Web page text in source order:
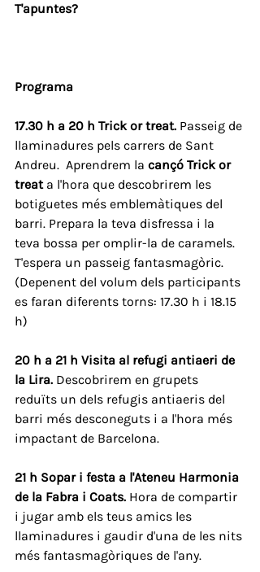
T'apuntes?
Programa
17.30 h a 20 h Trick or treat. Passeig de
llaminadures pels carrers de Sant
Andreu.  Aprendrem la cançó Trick or
treat a l'hora que descobrirem les
botiguetes més emblemàtiques del
barri. Prepara la teva disfressa i la
teva bossa per omplir-la de caramels.
T'espera un passeig fantasmagòric.
(Depenent del volum dels participants
es faran diferents torns: 17.30 h i 18.15
h)
20 h a 21 h Visita al refugi antiaeri de
la Lira. Descobrirem en grupets
reduïts un dels refugis antiaeris del
barri més desconeguts i a l'hora més
impactant de Barcelona.
21 h Sopar i festa a l'Ateneu Harmonia
de la Fabra i Coats. Hora de compartir
i jugar amb els teus amics les
llaminadures i gaudir d'una de les nits
més fantasmagòriques de l'any.